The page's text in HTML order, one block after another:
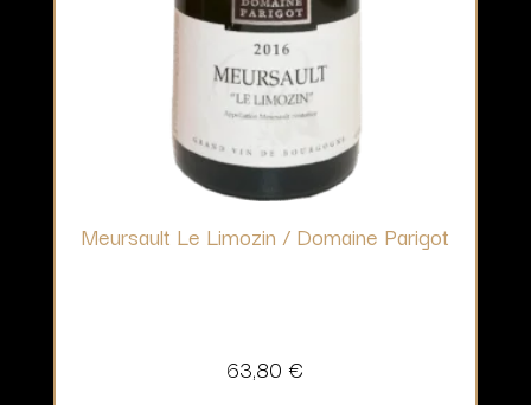
Meursault Le Limozin / Domaine Parigot
63,80 €